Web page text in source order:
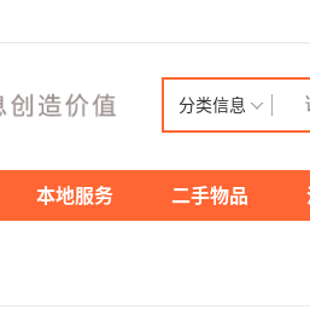
分类信息
本地服务 二手物品